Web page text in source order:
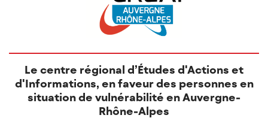
Le centre régional d’Études d'Actions et
d'Informations, en faveur des personnes en
situation de vulnérabilité en Auvergne-
Rhône-Alpes